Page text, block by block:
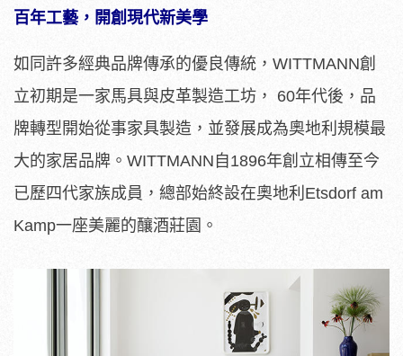
百年工藝，開創現代新美學
如同許多經典品牌傳承的優良傳統，WITTMANN創
立初期是一家馬具與皮革製造工坊， 60年代後，品
牌轉型開始從事家具製造，並發展成為奧地利規模最
大的家居品牌。WITTMANN自1896年創立相傳至今
已歷四代家族成員，總部始終設在奧地利Etsdorf am
Kamp一座美麗的釀酒莊園。